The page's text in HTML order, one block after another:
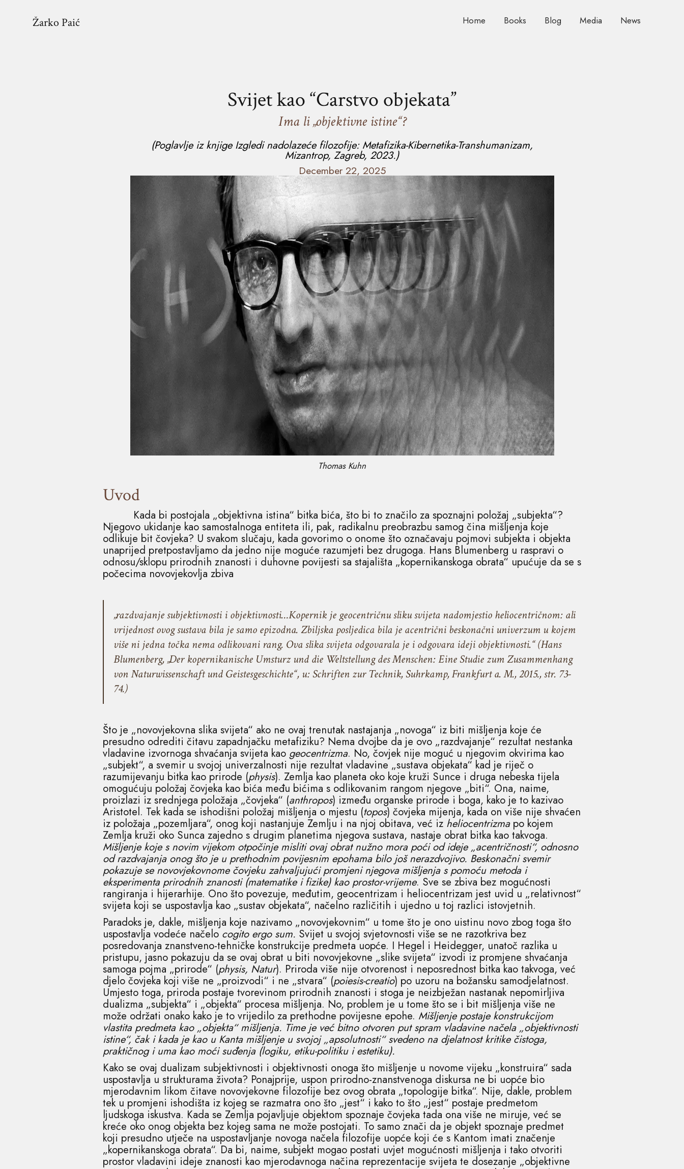
Žarko Paić Home Books Blog Media News
Svijet kao “Carstvo objekata”
Ima li „objektivne istine“?
(Poglavlje iz knjige Izgledi nadolazeće filozofije: Metafizika-Kibernetika-Transhumanizam,
Mizantrop, Zagreb, 2023.)
December 22, 2025
Thomas Kuhn
Uvod
Kada bi postojala „objektivna istina“ bitka bića, što bi to značilo za spoznajni položaj „subjekta“?
Njegovo ukidanje kao samostalnoga entiteta ili, pak, radikalnu preobrazbu samog čina mišljenja koje
odlikuje bit čovjeka? U svakom slučaju, kada govorimo o onome što označavaju pojmovi subjekta i objekta
unaprijed pretpostavljamo da jedno nije moguće razumjeti bez drugoga. Hans Blumenberg u raspravi o
odnosu/sklopu prirodnih znanosti i duhovne povijesti sa stajališta „kopernikanskoga obrata“ upućuje da se s
počecima novovjekovlja zbiva
„razdvajanje subjektivnosti i objektivnosti…Kopernik je geocentričnu sliku svijeta nadomjestio heliocentričnom: ali
vrijednost ovog sustava bila je samo epizodna. Zbiljska posljedica bila je acentrični beskonačni univerzum u kojem
više ni jedna točka nema odlikovani rang. Ova slika svijeta odgovarala je i odgovara ideji objektivnosti.“ (Hans
Blumenberg, „Der kopernikanische Umsturz und die Weltstellung des Menschen: Eine Studie zum Zusammenhang
von Naturwissenschaft und Geistesgeschichte“, u: Schriften zur Technik, Suhrkamp, Frankfurt a. M., 2015., str. 73-
74.)
Što je „novovjekovna slika svijeta“ ako ne ovaj trenutak nastajanja „novoga“ iz biti mišljenja koje će
presudno odrediti čitavu zapadnjačku metafiziku? Nema dvojbe da je ovo „razdvajanje“ rezultat nestanka
vladavine izvornoga shvaćanja svijeta kao geocentrizma. No, čovjek nije moguć u njegovim okvirima kao
„subjekt“, a svemir u svojoj univerzalnosti nije rezultat vladavine „sustava objekata“ kad je riječ o
razumijevanju bitka kao prirode (physis). Zemlja kao planeta oko koje kruži Sunce i druga nebeska tijela
omogućuju položaj čovjeka kao bića među bićima s odlikovanim rangom njegove „biti“. Ona, naime,
proizlazi iz srednjega položaja „čovjeka“ (anthropos) između organske prirode i boga, kako je to kazivao
Aristotel. Tek kada se ishodišni položaj mišljenja o mjestu (topos) čovjeka mijenja, kada on više nije shvaćen
iz položaja „pozemljara“, onog koji nastanjuje Zemlju i na njoj obitava, već iz heliocentrizmapo kojem
Zemlja kruži oko Sunca zajedno s drugim planetima njegova sustava, nastaje obrat bitka kao takvoga.
Mišljenje koje s novim vijekom otpočinje misliti ovaj obrat nužno mora poći od ideje „acentričnosti“, odnosno
od razdvajanja onog što je u prethodnim povijesnim epohama bilo još nerazdvojivo. Beskonačni svemir
pokazuje se novovjekovnome čovjeku zahvaljujući promjeni njegova mišljenja s pomoću metoda i
eksperimenta prirodnih znanosti (matematike i fizike) kao prostor-vrijeme. Sve se zbiva bez mogućnosti
rangiranja i hijerarhije. Ono što povezuje, međutim, geocentrizam i heliocentrizam jest uvid u „relativnost“
svijeta koji se uspostavlja kao „sustav objekata“, načelno različitih i ujedno u toj razlici istovjetnih.
Paradoks je, dakle, mišljenja koje nazivamo „novovjekovnim“ u tome što je ono uistinu novo zbog toga što
uspostavlja vodeće načelo cogito ergo sum. Svijet u svojoj svjetovnosti više se ne razotkriva bez
posredovanja znanstveno-tehničke konstrukcije predmeta uopće. I Hegel i Heidegger, unatoč razlika u
pristupu, jasno pokazuju da se ovaj obrat u biti novovjekovne „slike svijeta“ izvodi iz promjene shvaćanja
samoga pojma „prirode“ (physis, Natur). Priroda više nije otvorenost i neposrednost bitka kao takvoga, već
djelo čovjeka koji više ne „proizvodi“ i ne „stvara“ (poiesis-creatio) po uzoru na božansku samodjelatnost.
Umjesto toga, priroda postaje tvorevinom prirodnih znanosti i stoga je neizbježan nastanak nepomirljiva
dualizma „subjekta“ i „objekta“ procesa mišljenja. No, problem je u tome što se i bit mišljenja više ne
može održati onako kako je to vrijedilo za prethodne povijesne epohe. Mišljenje postaje konstrukcijom
vlastita predmeta kao „objekta“ mišljenja. Time je već bitno otvoren put spram vladavine načela „objektivnosti
istine“, čak i kada je kao u Kanta mišljenje u svojoj „apsolutnosti“ svedeno na djelatnost kritike čistoga,
praktičnog i uma kao moći suđenja (logiku, etiku-politiku i estetiku).
Kako se ovaj dualizam subjektivnosti i objektivnosti onoga što mišljenje u novome vijeku „konstruira“ sada
uspostavlja u strukturama života? Ponajprije, uspon prirodno-znanstvenoga diskursa ne bi uopće bio
mjerodavnim likom čitave novovjekovne filozofije bez ovog obrata „topologije bitka“. Nije, dakle, problem
tek u promjeni ishodišta iz kojeg se razmatra ono što „jest“ i kako to što „jest“ postaje predmetom
ljudskoga iskustva. Kada se Zemlja pojavljuje objektom spoznaje čovjeka tada ona više ne miruje, već se
kreće oko onog objekta bez kojeg sama ne može postojati. To samo znači da je objekt spoznaje predmet
koji presudno utječe na uspostavljanje novoga načela filozofije uopće koji će s Kantom imati značenje
„kopernikanskoga obrata“. Da bi, naime, subjekt mogao postati uvjet mogućnosti mišljenja i tako otvoriti
prostor vladavini ideje znanosti kao mjerodavnoga načina reprezentacije svijeta te dosezanje „objektivne